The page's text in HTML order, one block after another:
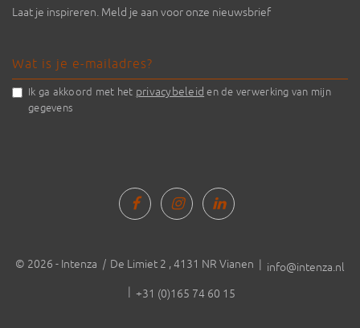
Laat je inspireren. Meld je aan voor onze nieuwsbrief
Ik ga akkoord met het privacybeleid en de verwerking van mijn
gegevens
© 2026 - Intenza |De Limiet 2 , 4131 NR Vianen | info@intenza.nl
| +31 (0)165 74 60 15